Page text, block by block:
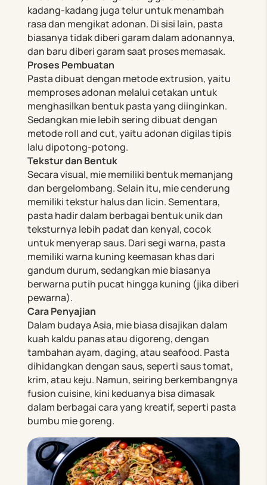
kadang-kadang juga telur untuk menambah
rasa dan mengikat adonan. Di sisi lain, pasta
biasanya tidak diberi garam dalam adonannya,
dan baru diberi garam saat proses memasak.
Proses Pembuatan
Pasta dibuat dengan metode extrusion, yaitu
memproses adonan melalui cetakan untuk
menghasilkan bentuk pasta yang diinginkan.
Sedangkan mie lebih sering dibuat dengan
metode roll and cut, yaitu adonan digilas tipis
lalu dipotong-potong.
Tekstur dan Bentuk
Secara visual, mie memiliki bentuk memanjang
dan bergelombang. Selain itu, mie cenderung
memiliki tekstur halus dan licin. Sementara,
pasta hadir dalam berbagai bentuk unik dan
teksturnya lebih padat dan kenyal, cocok
untuk menyerap saus. Dari segi warna, pasta
memiliki warna kuning keemasan khas dari
gandum durum, sedangkan mie biasanya
berwarna putih pucat hingga kuning (jika diberi
pewarna).
Cara Penyajian
Dalam budaya Asia, mie biasa disajikan dalam
kuah kaldu panas atau digoreng, dengan
tambahan ayam, daging, atau seafood. Pasta
dihidangkan dengan saus, seperti saus tomat,
krim, atau keju. Namun, seiring berkembangnya
fusion cuisine, kini keduanya bisa dimasak
dalam berbagai cara yang kreatif, seperti pasta
bumbu mie goreng.